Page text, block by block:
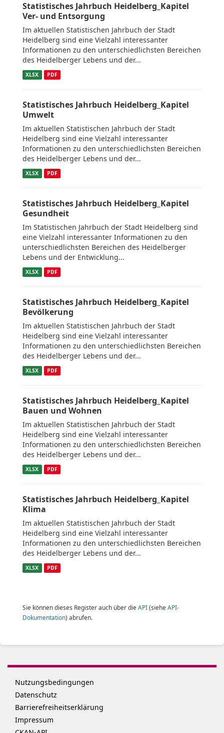
Statistisches Jahrbuch Heidelberg_Kapitel
Ver- und Entsorgung
Im aktuellen Statistischen Jahrbuch der Stadt
Heidelberg sind eine Vielzahl interessanter
Informationen zu den unterschiedlichsten Bereichen
des Heidelberger Lebens und der...
XLSX PDF
Statistisches Jahrbuch Heidelberg_Kapitel
Umwelt
Im aktuellen Statistischen Jahrbuch der Stadt
Heidelberg sind eine Vielzahl interessanter
Informationen zu den unterschiedlichsten Bereichen
des Heidelberger Lebens und der...
XLSX PDF
Statistisches Jahrbuch Heidelberg_Kapitel
Gesundheit
Im Statistischen Jahrbuch der Stadt Heidelberg sind
eine Vielzahl interessanter Informationen zu den
unterschiedlichsten Bereichen des Heidelberger
Lebens und der Entwicklung...
XLSX PDF
Statistisches Jahrbuch Heidelberg_Kapitel
Bevölkerung
Im aktuellen Statistischen Jahrbuch der Stadt
Heidelberg sind eine Vielzahl interessanter
Informationen zu den unterschiedlichsten Bereichen
des Heidelberger Lebens und der...
XLSX PDF
Statistisches Jahrbuch Heidelberg_Kapitel
Bauen und Wohnen
Im aktuellen Statistischen Jahrbuch der Stadt
Heidelberg sind eine Vielzahl interessanter
Informationen zu den unterschiedlichsten Bereichen
des Heidelberger Lebens und der...
XLSX PDF
Statistisches Jahrbuch Heidelberg_Kapitel
Klima
Im aktuellen Statistischen Jahrbuch der Stadt
Heidelberg sind eine Vielzahl interessanter
Informationen zu den unterschiedlichsten Bereichen
des Heidelberger Lebens und der...
XLSX PDF
Sie können dieses Register auch über die API(siehe API-
Dokumentation) abrufen.
Nutzungsbedingungen
Datenschutz
Barrierefreiheitserklärung
Impressum